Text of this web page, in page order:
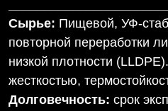
Сырье: Пищевой, УФ-
повторной переработки
низкой плотности
жесткостью,
Долговечность: срок